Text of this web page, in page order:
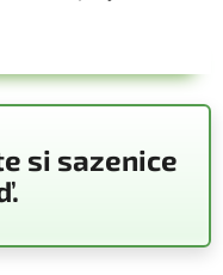
si sazenice